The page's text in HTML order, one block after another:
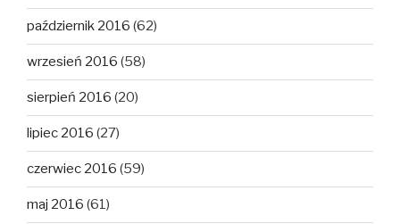
październik 2016 (62)
wrzesień 2016 (58)
sierpień 2016 (20)
lipiec 2016 (27)
czerwiec 2016 (59)
maj 2016 (61)